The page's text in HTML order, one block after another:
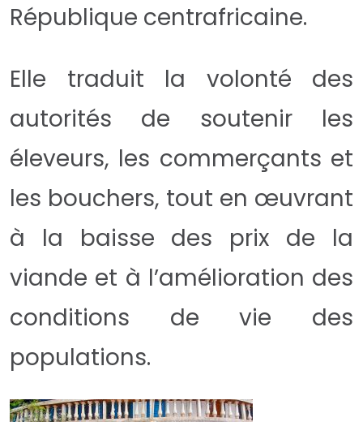
République centrafricaine.
Elle traduit la volonté des
autorités de soutenir les
éleveurs, les commerçants et
les bouchers, tout en œuvrant
à la baisse des prix de la
viande et à l’amélioration des
conditions de vie des
populations.